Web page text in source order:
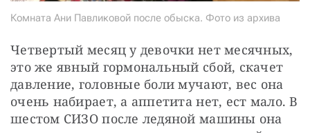
Комната Ани Павликовой после обыска. Фото из архива
Четвертый месяц у девочки нет месячных,
это же явный гормональный сбой, скачет
давление, головные боли мучают, вес она
очень набирает, а аппетита нет, ест мало. В
шестом СИЗО после ледяной машины она